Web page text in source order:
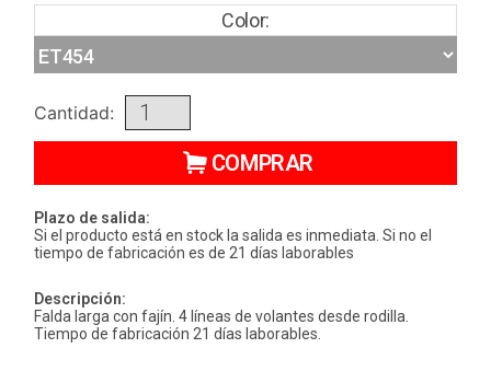
Color:
Cantidad:
COMPRAR
Plazo de salida:
Si el producto está en stock la salida es inmediata. Si no el
tiempo de fabricación es de 21 días laborables
Descripción:
Falda larga con fajín. 4 líneas de volantes desde rodilla.
Tiempo de fabricación 21 días laborables.